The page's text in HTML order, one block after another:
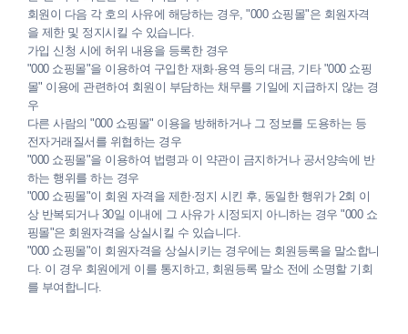
회원이 다음 각 호의 사유에 해당하는 경우, "000 쇼핑몰"은 회원자격
을 제한 및 정지시킬 수 있습니다.
가입 신청 시에 허위 내용을 등록한 경우
"000 쇼핑몰"을 이용하여 구입한 재화·용역 등의 대금, 기타 "000 쇼핑
몰" 이용에 관련하여 회원이 부담하는 채무를 기일에 지급하지 않는 경
우
다른 사람의 "000 쇼핑몰" 이용을 방해하거나 그 정보를 도용하는 등
전자거래질서를 위협하는 경우
"000 쇼핑몰"을 이용하여 법령과 이 약관이 금지하거나 공서양속에 반
하는 행위를 하는 경우
"000 쇼핑몰"이 회원 자격을 제한·정지 시킨 후, 동일한 행위가 2회 이
상 반복되거나 30일 이내에 그 사유가 시정되지 아니하는 경우 "000 쇼
핑몰"은 회원자격을 상실시킬 수 있습니다.
"000 쇼핑몰"이 회원자격을 상실시키는 경우에는 회원등록을 말소합니
다. 이 경우 회원에게 이를 통지하고, 회원등록 말소 전에 소명할 기회
를 부여합니다.